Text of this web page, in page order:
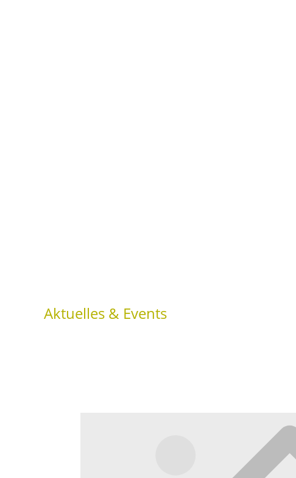
Aktuelles & Events